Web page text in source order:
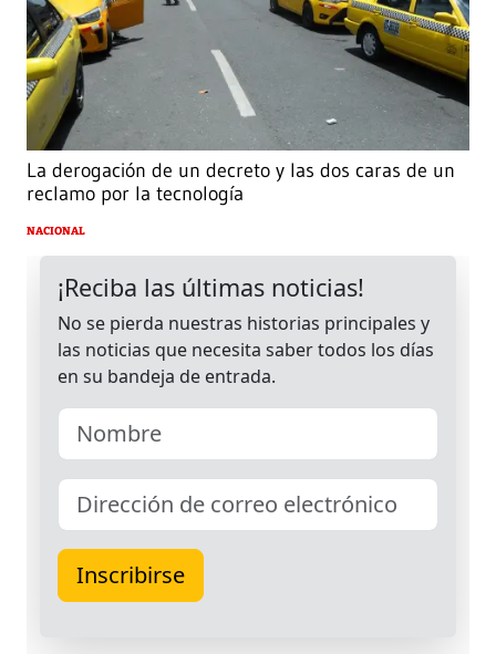
La derogación de un decreto y las dos caras de un
reclamo por la tecnología
NACIONAL